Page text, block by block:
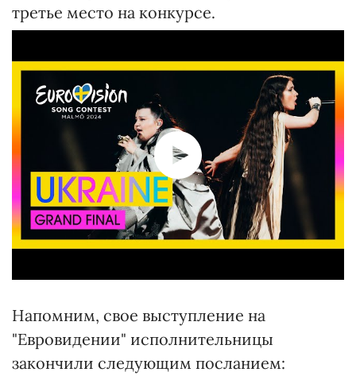
третье место на конкурсе.
Напомним, свое выступление на
"Евровидении" исполнительницы
закончили следующим посланием: